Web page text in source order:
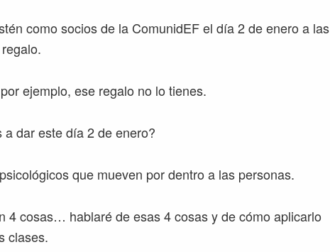
como socios de la ComunidEF el día 2 de enero a las
ejemplo, ese regalo no lo tienes.
dar este día 2 de enero?
que mueven por dentro a las personas.
4 cosas… hablaré de esas 4 cosas y de cómo aplicarlo
clases.